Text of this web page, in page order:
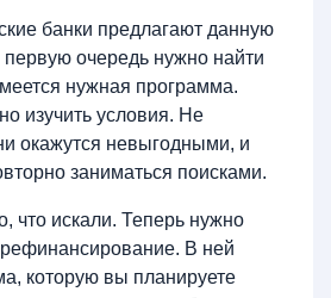
банки предлагают данную
первую очередь нужно найти
нужная программа.
изучить условия. Не
окажутся невыгодными, и
заниматься поисками.
что искали. Теперь нужно
рефинансирование. В ней
которую вы планируете